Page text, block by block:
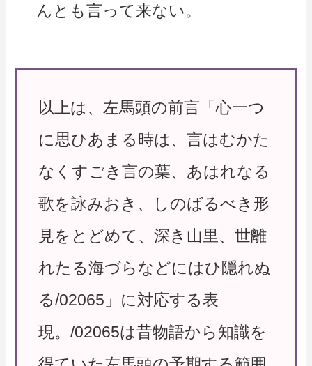
んとも言って来ない。
以上は、左馬頭の前言「心一つ
に思ひあまる時は、言はむかた
なくすごき言の葉、あはれなる
歌を詠みおき、しのばるべき形
見をとどめて、深き山里、世離
れたる海づらなどにはひ隠れぬ
る/02065」に対応する表
現。/02065は昔物語から知識を